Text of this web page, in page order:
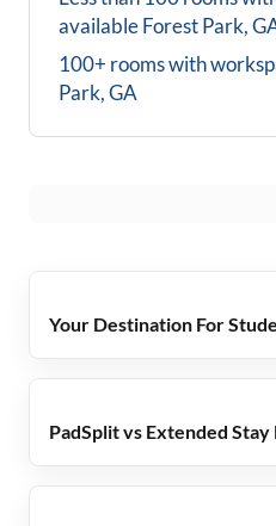
availableForest Park,
100+ rooms with
Park, GA
Your Destination For
PadSplit vs Extended